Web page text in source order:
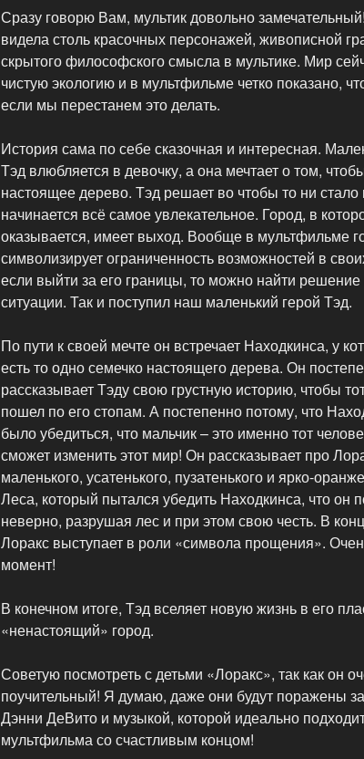
Сразу говорю Вам, мультик довольно
видела столь красочных персонажей, живописной
скрытого философского смысла в мультике. Мир
чистую экологию и в мультфильме четко показано,
если мы перестанем это делать.
История сама по себе сказочная и интересная.
Тэд влюбляется в девочку, а она мечтает о том,
настоящее дерево. Тэд решает во чтобы то ни стало
начинается всё самое увлекательное. Город, в
оказывается, имеет выход. Вообще в мультфильме
символизирует ограниченность возможностей в
если выйти за его границы, то можно найти
ситуации. Так и поступил наш маленький герой Тэд.
По пути к своей мечте он встречает Находкинса, у
есть то одно семечко настоящего дерева. Он
рассказывает Тэду свою грустную историю, чтобы
пошел по его стопам. А постепенно потому, что
было убедиться, что мальчик – это именно тот
сможет изменить этот мир! Он рассказывает про
маленького, усатенького, пузатенького и ярко-
Леса, который пытался убедить Находкинса, что он
неверно, разрушая лес и при этом свою честь. В
Лоракс выступает в роли «символа прощения».
момент!
В конечном итоге, Тэд вселяет новую жизнь в его
«ненастоящий» город.
Советую посмотреть с детьми «Лоракс», так как он
поучительный! Я думаю, даже они будут поражены
Дэнни ДеВито и музыкой, которой идеально
мультфильма со счастливым концом!